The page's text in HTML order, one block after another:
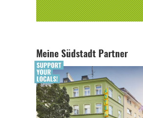
Meine Südstadt Partner